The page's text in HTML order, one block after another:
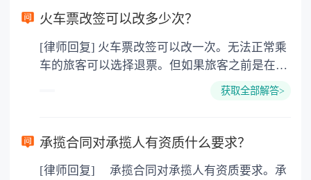
票，或者在12306网站使用在线支付工具购票
票票价高于原车票时，请使用银行卡支付新车票
全额票款，原车票票款在规定时间退回原购票时
所使用的银行卡或在线支付工具；新车票票价低
回原购票时所使用的银行卡或在线支付工具。
火车票改签可以改多少次？
[律师回复] 火车票改签可以改一次。无法正常乘
车的旅客可以选择退票。但如果旅客之前是在列
车开车后改签的，就不可以再退票了。有运输能
改签开车前的其他列车，也可改签开车后至票面
期次日及以后的改签；开车之后，旅客仍可改签
获取全部解答>
承揽合同对承揽人有资质什么要求？
[律师回复] 承揽合同对承揽人有资质要求。承